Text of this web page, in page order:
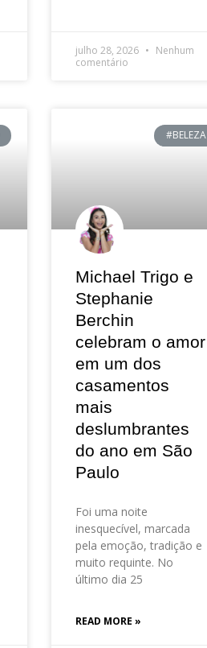
julho 28, 2026
Nenhum
comentário
#BELEZA
Michael Trigo e
Stephanie
Berchin
celebram o amor
em um dos
casamentos
mais
deslumbrantes
do ano em São
Paulo
Foi uma noite
inesquecível, marcada
pela emoção, tradição e
muito requinte. No
último dia 25
READ MORE »